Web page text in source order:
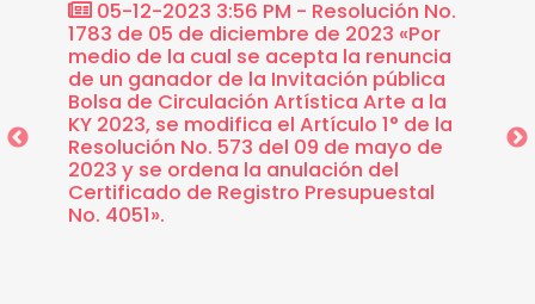
05-12-2023 3:56 PM - Resolución No.
1783 de 05 de diciembre de 2023 «Por
medio de la cual se acepta la renuncia
de un ganador de la Invitación pública
Bolsa de Circulación Artística Arte a la
KY 2023, se modifica el Artículo 1° de la
Resolución No. 573 del 09 de mayo de
2023 y se ordena la anulación del
Certificado de Registro Presupuestal
No. 4051».